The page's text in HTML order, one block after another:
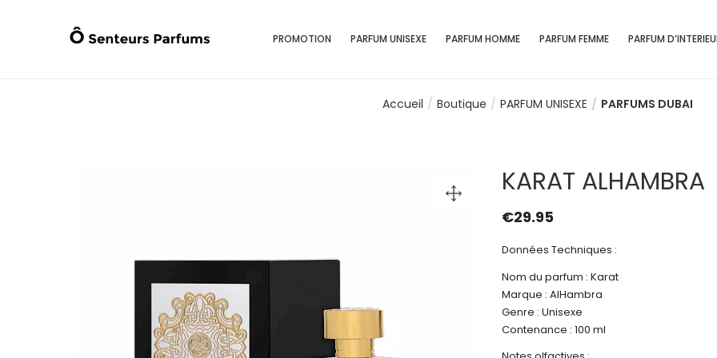
PROMOTION PARFUM UNISEXE PARFUM HOMME PARFUM FEMME PARFUM
Accueil Boutique PARFUM UNISEXE PARFUMS DUBAI
KARAT ALHAMBRA
€29.95
Données Techniques :
Nom du parfum : Karat
Marque : AlHambra
Genre : Unisexe
Contenance : 100 ml